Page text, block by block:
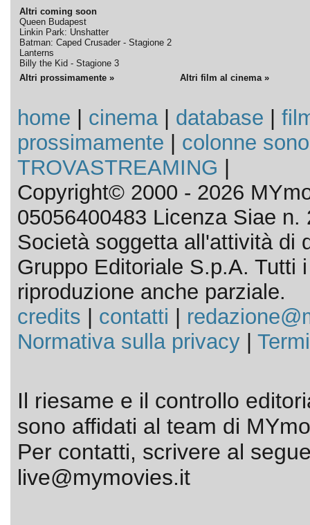
Altri coming soon
Queen Budapest
Linkin Park: Unshatter
Batman: Caped Crusader - Stagione 2
Lanterns
Billy the Kid - Stagione 3
Altri prossimamente » Altri film al cinema »
home cinema| database
prossimamente
colonne
TROVASTREAMING
Copyright© 2000 - 2026
05056400483 Licenza Siae n.
Società soggetta all'attività di
Gruppo Editoriale S.p.A. Tutti
riproduzione anche parziale.
credits
contatti
Normativa sulla privacy|
Il riesame e il controllo
sono affidati al team di
Per contatti, scrivere al
live@mymovies.it